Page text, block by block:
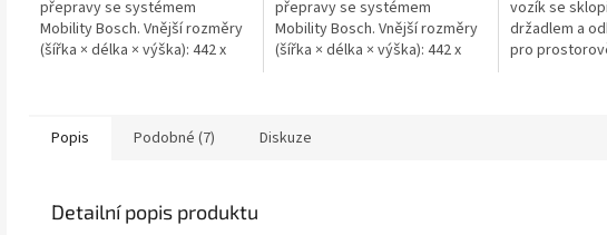
přepravy se systémem
Mobility Bosch. Vnější rozměry
(šířka × délka × výška): 442 x
přepravy se systémem
Mobility Bosch. Vnější rozměry
(šířka × délka × výška): 442 x
vozík se
držadlem a
pro
Popis Podobné (7) Diskuze
Detailní popis produktu